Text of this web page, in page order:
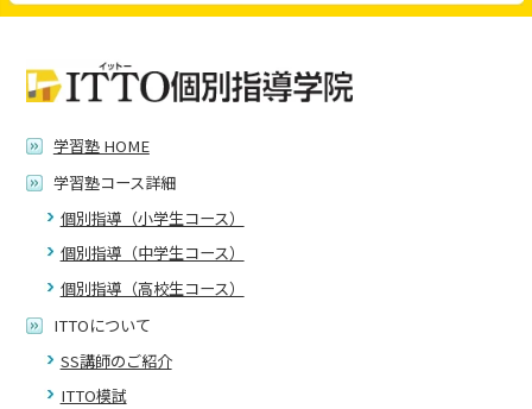
学習塾 HOME
学習塾コース詳細
個別指導（小学生コース）
個別指導（中学生コース）
個別指導（高校生コース）
ITTOについて
SS講師のご紹介
ITTO模試